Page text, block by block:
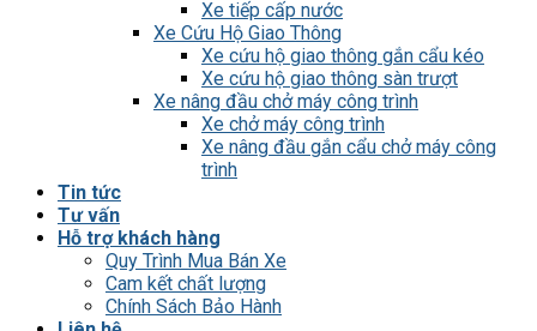
Xe tiếp cấp nước
Xe Cứu Hộ Giao Thông
Xe cứu hộ giao thông gắn cẩu kéo
Xe cứu hộ giao thông sàn trượt
Xe nâng đầu chở máy công trình
Xe chở máy công trình
Xe nâng đầu gắn cẩu chở máy công
trình
Tin tức
Tư vấn
Hỗ trợ khách hàng
Quy Trình Mua Bán Xe
Cam kết chất lượng
Chính Sách Bảo Hành